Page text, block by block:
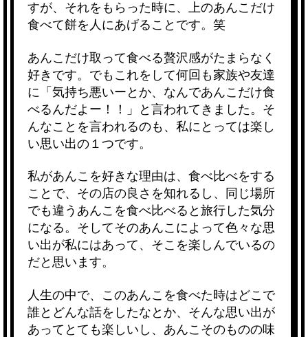
すが、それをもらった時に、上のあんこだけ
食べて餅を人にあげることです。笑
あんこだけ取って食べる贅沢感がたまらなく
好きです。でもこれをして何回も家族や友達
に「気持ち悪いーとか、なんであんこだけ食
べるんだよー！！」と言われてきました。そ
んなことを言われるのも、私にとっては楽し
い思い出の１つです。
私があんこを好きな理由は、食べ比べをする
ことで、その店の良さを知れるし、同じ場所
でも違うあんこを食べ比べると旅行した気分
になる。そしてそのあんこによって色々な思
い出が私にはあって、そこを楽しんでいるの
だと思います。
人生の中で、このあんこを食べた時はどこで
誰とどんな話をしたなとか、そんな思い出が
あってとても楽しいし、あんこそのものの味